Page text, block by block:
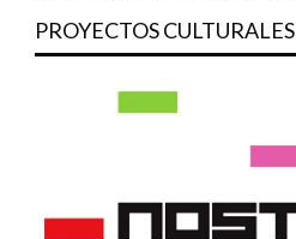
PROYECTOS CULTURALES